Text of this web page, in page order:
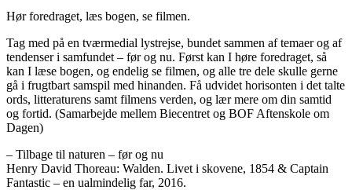
Hør foredraget, læs bogen, se filmen.
Tag med på en tværmedial lystrejse, bundet sammen af temaer og af
tendenser i samfundet – før og nu. Først kan I høre foredraget, så
kan I læse bogen, og endelig se filmen, og alle tre dele skulle gerne
gå i frugtbart samspil med hinanden. Få udvidet horisonten i det talte
ords, litteraturens samt filmens verden, og lær mere om din samtid
og fortid. (Samarbejde mellem Biecentret og BOF Aftenskole om
Dagen)
– Tilbage til naturen – før og nu
Henry David Thoreau: Walden. Livet i skovene, 1854 & Captain
Fantastic – en ualmindelig far, 2016.